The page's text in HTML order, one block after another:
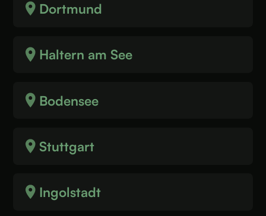
Dortmund
Haltern am See
Bodensee
Stuttgart
Ingolstadt